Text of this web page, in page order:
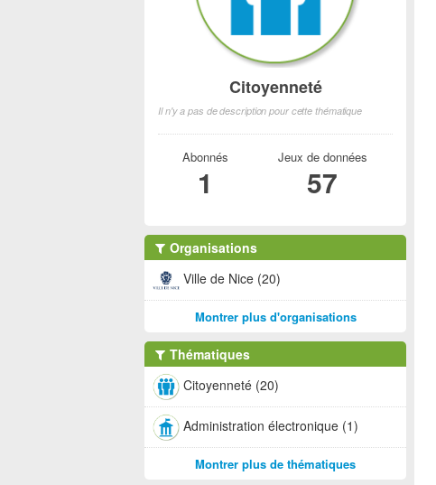
Citoyenneté
Il n'y a pas de description pour cette thématique
Abonnés
1
Jeux de données
57
Organisations
Ville de Nice (20)
Montrer plus d'organisations
Thématiques
Citoyenneté (20)
Administration électronique (1)
Montrer plus de thématiques